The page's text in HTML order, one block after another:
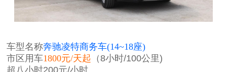
车型名称奔驰凌特商务车(14~18座)
市区用车1800元/天起
（8小时/100公里)